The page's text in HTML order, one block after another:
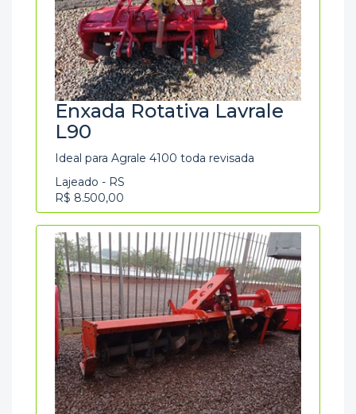
Enxada Rotativa Lavrale
L90
Ideal para Agrale 4100 toda revisada
Lajeado - RS
R$ 8.500,00